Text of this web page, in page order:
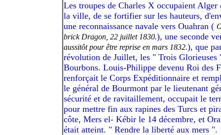
Les troupes de Charles X occupaient
la ville, de se fortifier sur les hauteurs,
une reconnaissance navale vers Ouahran (
brick Dragon, 22 juillet 1830.), une seconde
aussitôt pour être reprise en mars 1832.), que
révolution de Juillet, les " Trois Glorieuses
Bourbons. Louis-Philippe devenu Roi des
renforçait le Corps Expéditionnaire et
le général de Bourmont par le lieutenant
sécurité et de ravitaillement, occupait le
pour mettre fin aux rapines des Turcs et
côte, Mers el- Kébir le 14 décembre, et
était atteint. " Rendre la liberté aux mers ".